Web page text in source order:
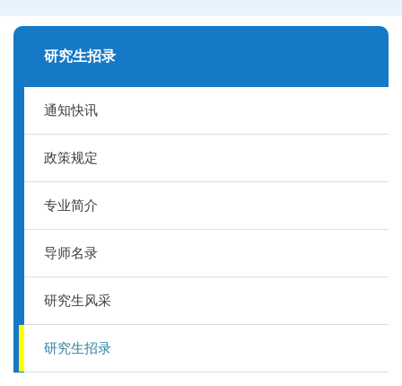
研究生招录
通知快讯
政策规定
专业简介
导师名录
研究生风采
研究生招录